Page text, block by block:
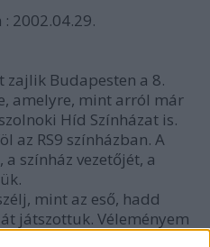
2002.04.29.
zajlik Budapesten a 8.
amelyre, mint arról már
Híd Színházat is.
az RS9 színházban. A
a színház vezetőjét, a
mint az eső, hadd
játszottuk. Véleményem